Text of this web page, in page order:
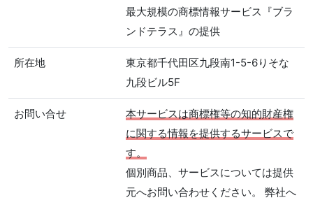
最大規模の商標情報サービス『ブラ
ンドテラス』の提供
所在地
東京都千代田区九段南1-5-6りそな
九段ビル5F
お問い合せ
本サービスは商標権等の知的財産権
に関する情報を提供するサービスで
す。
個別商品、サービスについては提供
元へお問い合わせください。 弊社へ